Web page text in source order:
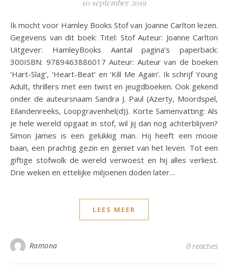
10 september 2019
Ik mocht voor Hamley Books Stof van Joanne Carlton lezen.
Gegevens van dit boek: Titel: Stof Auteur: Joanne Carlton
Uitgever: HamleyBooks Aantal pagina’s paperback:
300ISBN: 9789463886017 Auteur: Auteur van de boeken
‘Hart-Slag’, ‘Heart-Beat’ en ‘Kill Me Again’. Ik schrijf Young
Adult, thrillers met een twist en jeugdboeken. Ook gekend
onder de auteursnaam Sandra J. Paul (Azerty, Moordspel,
Eilandenreeks, Loopgravenhel(d)). Korte Samenvatting: Als
je hele wereld opgaat in stof, wil jij dan nog achterblijven?
Simon James is een gelukkig man. Hij heeft een mooie
baan, een prachtig gezin en geniet van het leven. Tot een
giftige stofwolk de wereld verwoest en hij alles verliest.
Drie weken en ettelijke miljoenen doden later…
LEES MEER
Ramona 0 reacties